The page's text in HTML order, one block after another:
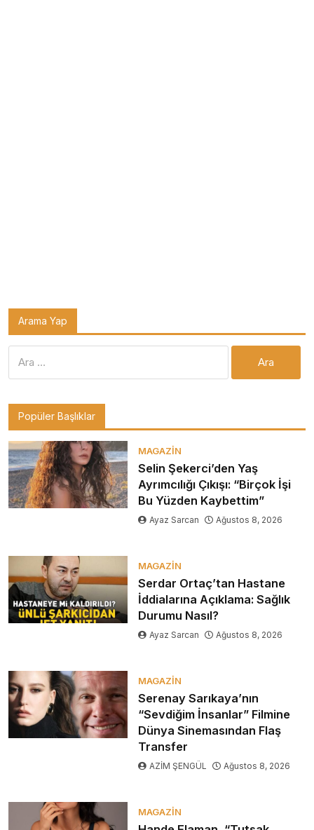
Arama Yap
Popüler Başlıklar
MAGAZIN
Selin Şekerci’den Yaş
Ayrımcılığı Çıkışı: “Birçok İşi
Bu Yüzden Kaybettim”
Ayaz Sarcan Ağustos 8, 2026
MAGAZIN
Serdar Ortaç’tan Hastane
İddialarına Açıklama: Sağlık
Durumu Nasıl?
Ayaz Sarcan Ağustos 8, 2026
MAGAZIN
Serenay Sarıkaya’nın
“Sevdiğim İnsanlar” Filmine
Dünya Sinemasından Flaş
Transfer
AZİM ŞENGÜL Ağustos 8, 2026
MAGAZIN